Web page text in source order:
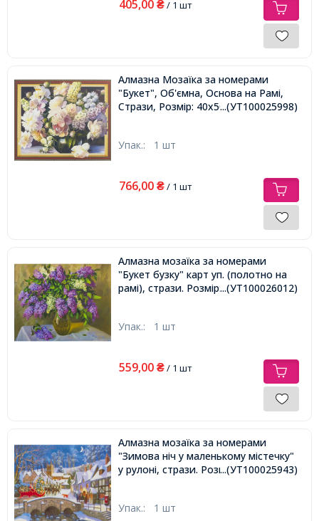
405,00 ₴/ 1 шт
Алмазна Мозаїка за номерами
"Букет", Об'ємна, Основа на Рамі,
Стрази, Розмір: 40х50см,...(УТ100025998)
Упак.: 1 шт
766,00 ₴/ 1 шт
Алмазна мозаїка за номерами
"Букет бузку" карт уп. (полотно на
рамі), стрази. Розмір: 30*40 см
...(УТ100026012)
Упак.: 1 шт
559,00 ₴/ 1 шт
Алмазна мозаїка за номерами
"Зимова ніч у маленькому містечку"
у рулоні, стрази. Розмір: 30*40 см
...(УТ100025943)
Упак.: 1 шт